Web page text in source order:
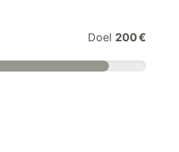
Doel 200 €